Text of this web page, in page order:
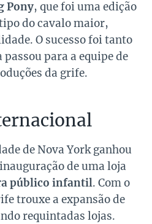
Pony, que foi uma edição
do cavalo maior,
O sucesso foi tanto
para a equipe de
da grife.
de Nova York ganhou
de uma loja
público infantil. Com o
trouxe a expansão de
requintadas lojas.